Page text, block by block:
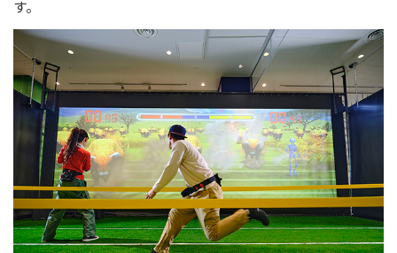
す。